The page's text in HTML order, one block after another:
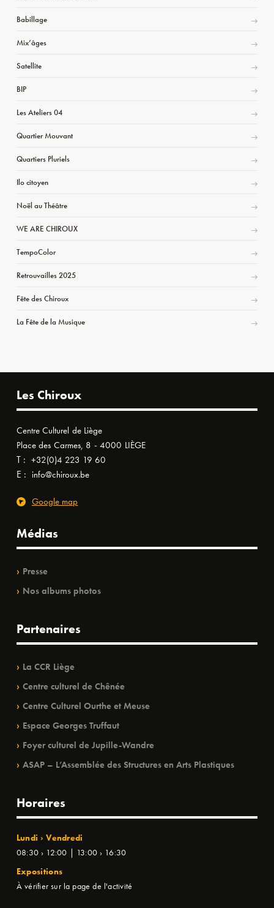
Babillage
Mix’âges
Satellite
BIP
Les Ateliers 04
Quartier Mouvant
Quartiers Pluriels
Ilo citoyen
Noël au Théâtre
WE ARE CHIROUX
TempoColor
Retrouvailles 2025
Fête des Chiroux
La Fête de la Musique
Les Chiroux
Centre Culturel de Liège
Place des Carmes, 8 - 4000 LIÈGE
T : +32(0)4 223 19 60
E : info@chiroux.be
Google map
Médias
Presse
Nos albums photos
Partenaires
La CCR Liège
Centre culturel de Chênée
Centre Culturel Ourthe et Meuse
Espace Georges Truffaut
Foyer culturel de Jupille-Wandre
ASAP – L’Assemblée des Structures en Arts Plastiques
Horaires
Lundi › Vendredi
08:30 › 12:00 | 13:00 › 16:30
Expositions
À vérifier sur la page de l'activité